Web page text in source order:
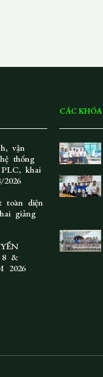
vận
thống
khai
toàn diện
giảng
8 &
2026
CÁC